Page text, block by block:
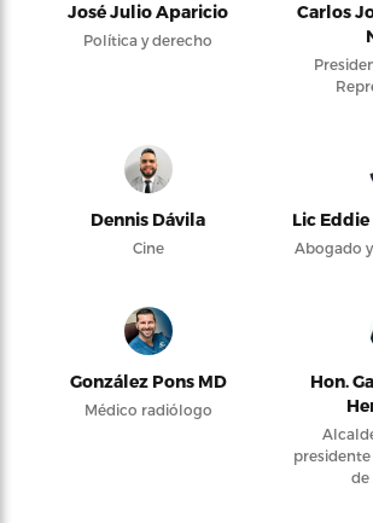
José Julio Aparicio
Política y derecho
Carlos
Dennis Dávila
Cine
Lic
Abogado
González Pons MD
Médico radiólogo
Hon.
de